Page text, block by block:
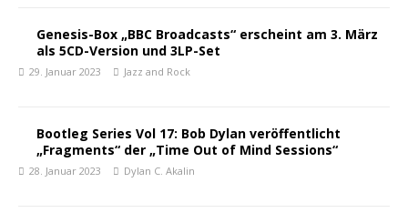
Genesis-Box „BBC Broadcasts“ erscheint am 3. März
als 5CD-Version und 3LP-Set
29. Januar 2023 Jazz and Rock
Bootleg Series Vol 17: Bob Dylan veröffentlicht
„Fragments“ der „Time Out of Mind Sessions“
28. Januar 2023 Dylan C. Akalin